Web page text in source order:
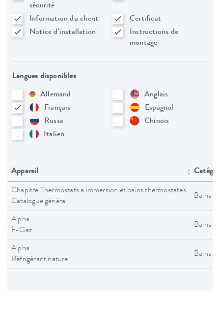
sécurité
Information du client
Certificat
Notice d'installation
Instructions de
montage
Langues disponibles
Allemand
Anglais
Français
Espagnol
Russe
Chinois
Italien
Appareil
Chapitre Thermostats a immersion et bains thermostates
Catalogue général
Bains
Alpha
F-Gaz
Bains
Alpha
Réfrigérant naturel
Bains